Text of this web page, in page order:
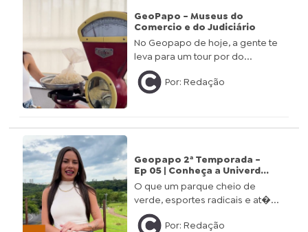
GeoPapo - Museus do
Comercio e do Judiciário
No Geopapo de hoje, a gente te
leva para um tour por do...
Por: Redação
Geopapo 2ª Temporada -
Ep 05 | Conheça a Univerd...
O que um parque cheio de
verde, esportes radicais e at�...
Por: Redação